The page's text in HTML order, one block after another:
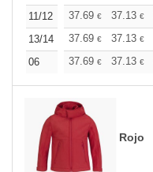
11/12
37.69 € 37.13 €
13/14
37.69 € 37.13 €
06
37.69 € 37.13 €
Rojo